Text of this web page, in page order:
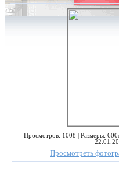
Просмотров: 1008 | Размеры:
Просмотреть